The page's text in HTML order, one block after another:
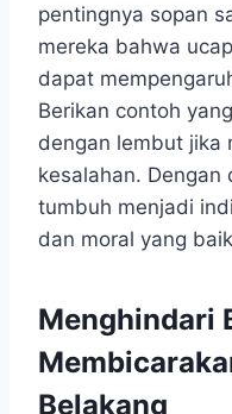
pentingnya sopan
mereka bahwa
dapat
Berikan contoh
dengan lembut jika
kesalahan. Dengan
tumbuh menjadi
dan moral yang
Menghindari
Belakang